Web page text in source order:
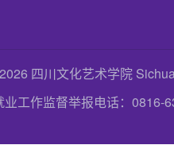
四川文化艺术学院
业工作监督举报电话：